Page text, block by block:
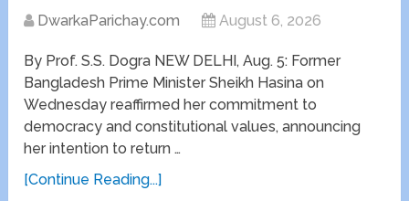
DwarkaParichay.com August 6, 2026
By Prof. S.S. Dogra NEW DELHI, Aug. 5: Former
Bangladesh Prime Minister Sheikh Hasina on
Wednesday reaffirmed her commitment to
democracy and constitutional values, announcing
her intention to return …
[Continue Reading...]